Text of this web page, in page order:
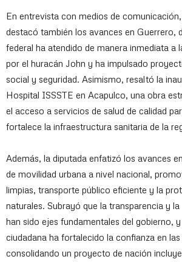
En entrevista con medios de
destacó también los avances en Guerrero,
federal ha atendido de manera inmediata a
por el huracán John y ha impulsado
social y seguridad. Asimismo, resaltó la
Hospital ISSSTE en Acapulco, una obra
el acceso a servicios de salud de calidad
fortalece la infraestructura sanitaria de la
Además, la diputada enfatizó los avances
de movilidad urbana a nivel nacional,
limpias, transporte público eficiente y la
naturales. Subrayó que la transparencia y
han sido ejes fundamentales del gobierno,
ciudadana ha fortalecido la confianza en
consolidando un proyecto de nación